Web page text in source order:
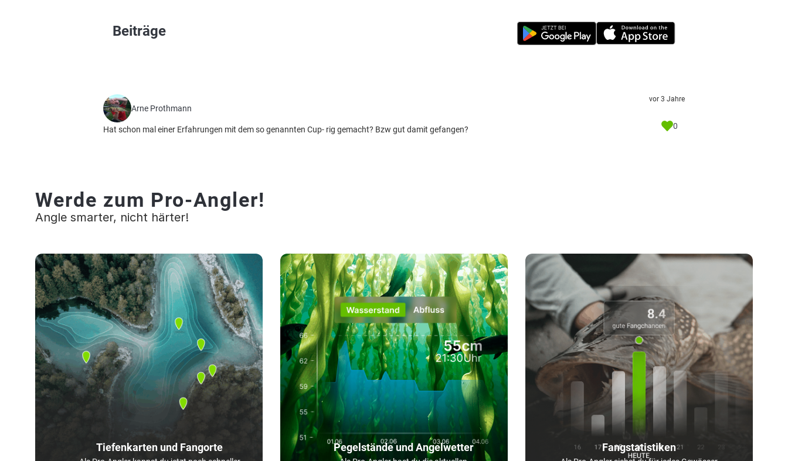
Beiträge
Arne Prothmann
Hat schon mal einer Erfahrungen mit dem so genannten Cup- rig gemacht? Bzw gut damit gefangen?
vor 3 Jahre
0
Werde zum Pro-Angler!
Angle smarter, nicht härter!
Tiefenkarten und Fangorte Pegelstände und Angelwetter Fangstatistiken